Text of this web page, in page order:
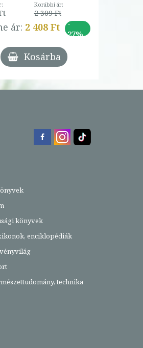
Korábbi ár:
2 309 Ft
ár: 2 408 Ft
-
27%
Kosárba
könyvek
enciklopédiák
technika